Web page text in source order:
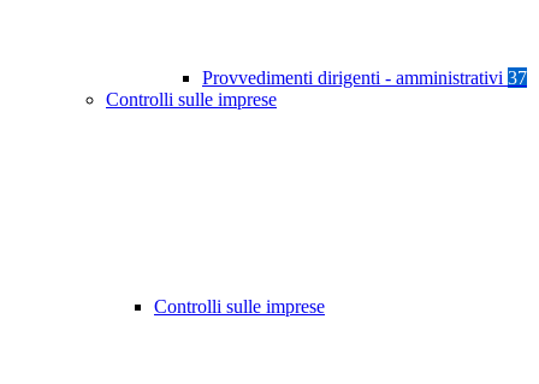
Provvedimenti dirigenti - amministrativi 37
Controlli sulle imprese
Controlli sulle imprese